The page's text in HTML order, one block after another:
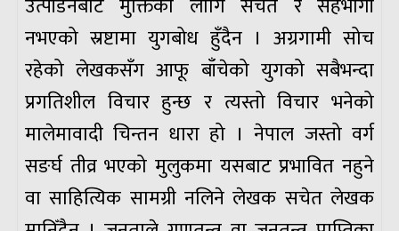
उत्पीडनबाट मुक्तिका लागि सचेत र सहभागी
नभएको स्रष्टामा युगबोध हुँदैन । अग्रगामी सोच
रहेको लेखकसँग आफू बाँचेको युगको सबैभन्दा
प्रगतिशील विचार हुन्छ र त्यस्तो विचार भनेको
मालेमावादी चिन्तन धारा हो । नेपाल जस्तो वर्ग
सङर्घ तीव्र भएको मुलुकमा यसबाट प्रभावित नहुने
वा साहित्यिक सामग्री नलिने लेखक सचेत लेखक